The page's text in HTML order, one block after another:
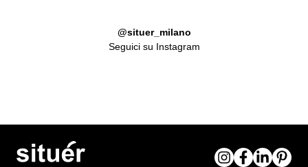
@situer_milano
Seguici su Instagram